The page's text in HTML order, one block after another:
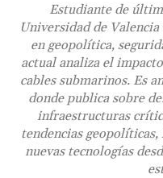
Estudiante de
Universidad de
en geopolítica,
actual analiza el
cables submarinos. Es
donde publica sobre
infraestructuras
tendencias
nuevas tecnologías